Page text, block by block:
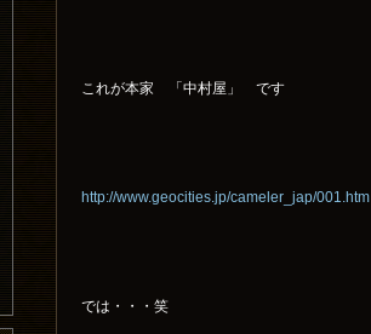
これが本家 「中村屋」 です
http://www.geocities.jp/cameler_jap/001.htm
では・・・笑